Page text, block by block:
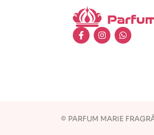
© PARFUM MARIE